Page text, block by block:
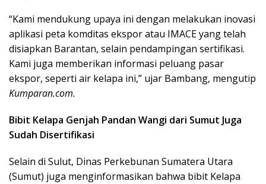
“Kami mendukung upaya ini dengan melakukan inovasi
aplikasi peta komditas ekspor atau IMACE yang telah
disiapkan Barantan, selain pendampingan sertifikasi.
Kami juga memberikan informasi peluang pasar
ekspor, seperti air kelapa ini,” ujar Bambang, mengutip
Kumparan.com.
Bibit Kelapa Genjah Pandan Wangi dari Sumut Juga
Sudah Disertifikasi
Selain di Sulut, Dinas Perkebunan Sumatera Utara
(Sumut) juga menginformasikan bahwa bibit Kelapa